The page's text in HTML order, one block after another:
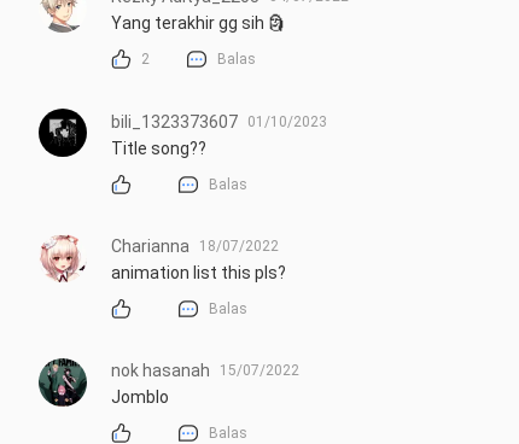
Yang terakhir gg sih 🗿
2 Balas
bili_1323373607 01/10/2023
Title song??
Balas
Charianna 18/07/2022
animation list this pls?
Balas
nok hasanah 15/07/2022
Jomblo
Balas